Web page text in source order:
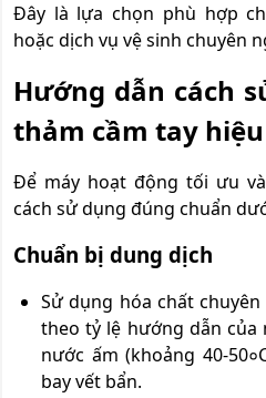
Đây là lựa chọn phù hợp
hoặc dịch vụ vệ sinh chuyên
Hướng dẫn cách
thảm cầm tay
Để máy hoạt động tối ưu
cách sử dụng đúng chuẩn
Chuẩn bị dung dịch
Sử dụng hóa chất
theo tỷ lệ hướng dẫn của
nước ấm (khoảng 40-
bay vết bẩn.